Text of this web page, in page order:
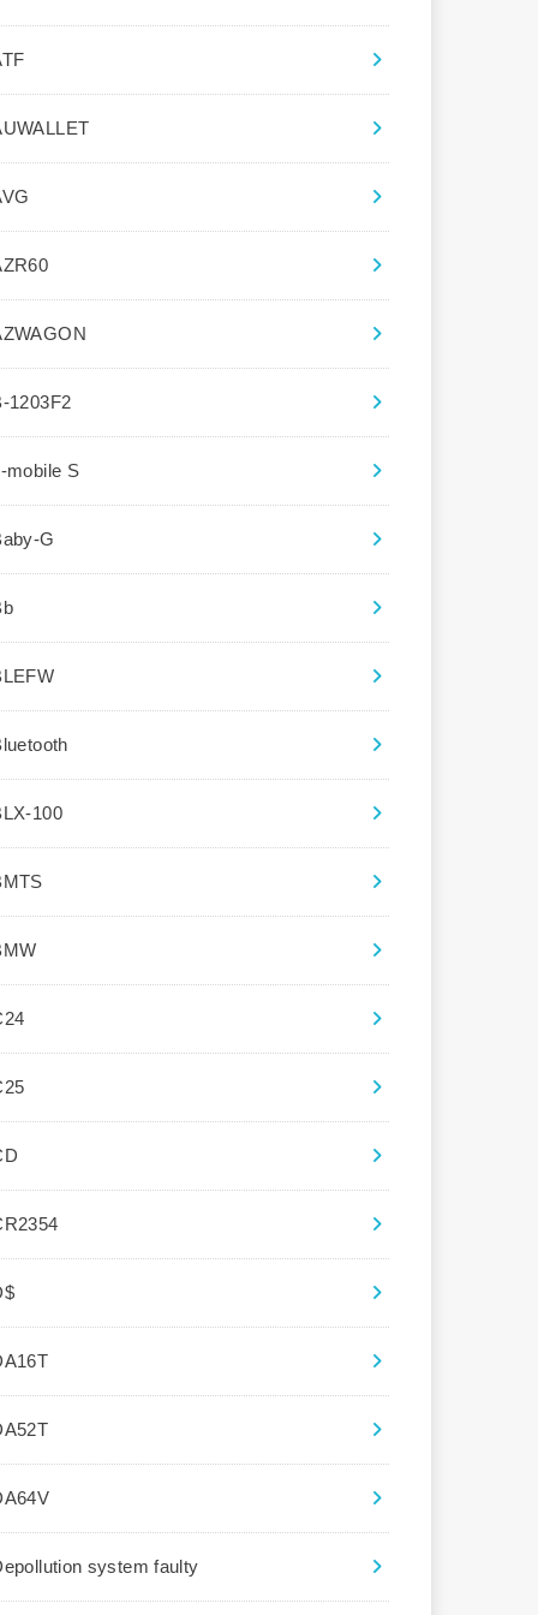
1203F2
mobile S
G
100
system faulty